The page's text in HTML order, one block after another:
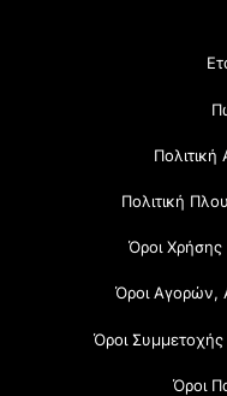
Πολιτική
Όροι Χρήσης
Όροι Αγορών,
Όροι Συμμετοχής
Όροι